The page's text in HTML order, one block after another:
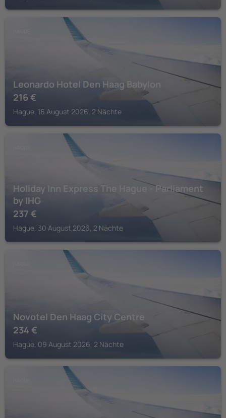
Leonardo Hotel Den Haag Babylon
216 €
Hague, 16 August 2026, 2 Nächte
Holiday Inn Express The Hague - Parliament
by IHG
237 €
Hague, 30 August 2026, 2 Nächte
Novotel Den Haag City Centre
234 €
Hague, 09 August 2026, 2 Nächte